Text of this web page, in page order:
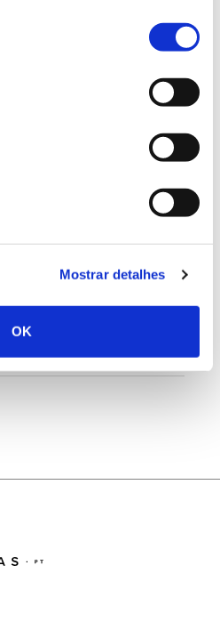
Mostrar detalhes
OK
em acácia-das-espigas:
jovens voluntários